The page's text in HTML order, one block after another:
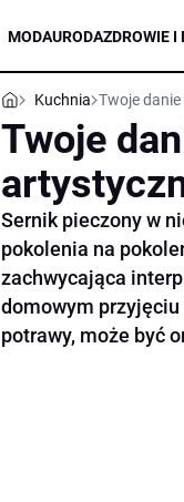
MODAURODAZDROWIE I
Kuchnia Twoje
Twoje
Sernik pieczony w
pokolenia na
zachwycająca
domowym
potrawy, może być